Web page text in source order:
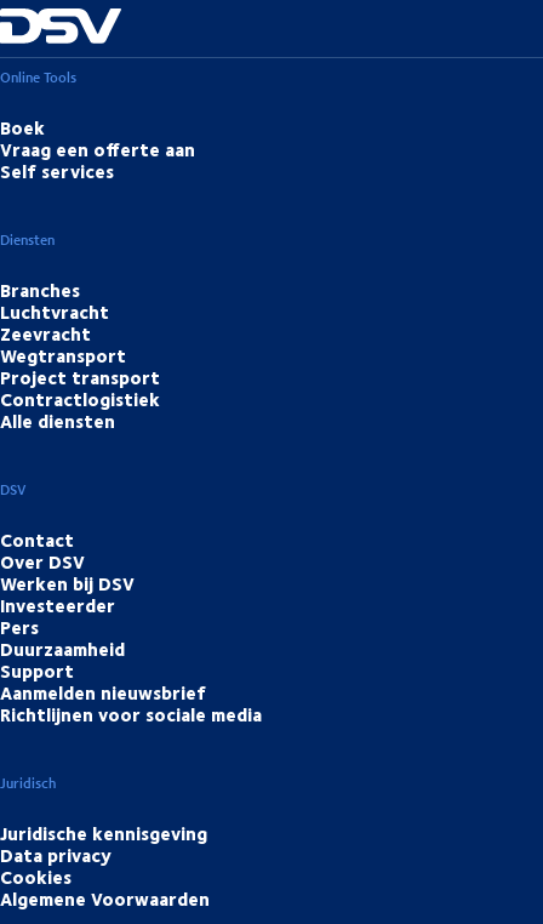
Online Tools
Boek
Vraag een offerte aan
Self services
Diensten
Branches
Luchtvracht
Zeevracht
Wegtransport
Project transport
Contractlogistiek
Alle diensten
DSV
Contact
Over DSV
Werken bij DSV
Investeerder
Pers
Duurzaamheid
Support
Aanmelden nieuwsbrief
Richtlijnen voor sociale media
Juridisch
Juridische kennisgeving
Data privacy
Cookies
Algemene Voorwaarden